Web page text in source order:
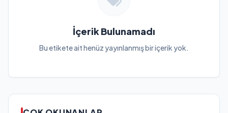
İçerik Bulunamadı
Bu etikete ait henüz yayınlanmış bir içerik yok.